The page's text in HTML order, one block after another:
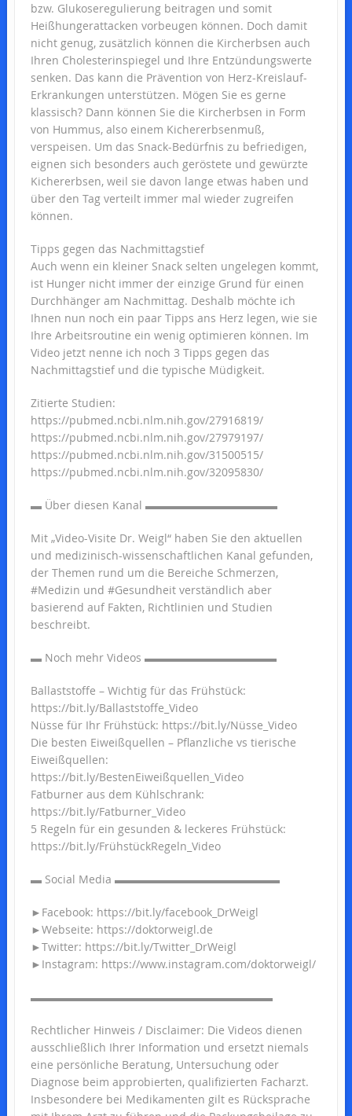
bzw. Glukoseregulierung beitragen und somit
Heißhungerattacken vorbeugen können. Doch damit
nicht genug, zusätzlich können die Kircherbsen auch
Ihren Cholesterinspiegel und Ihre Entzündungswerte
senken. Das kann die Prävention von Herz-Kreislauf-
Erkrankungen unterstützen. Mögen Sie es gerne
klassisch? Dann können Sie die Kircherbsen in Form
von Hummus, also einem Kichererbsenmuß,
verspeisen. Um das Snack-Bedürfnis zu befriedigen,
eignen sich besonders auch geröstete und gewürzte
Kichererbsen, weil sie davon lange etwas haben und
über den Tag verteilt immer mal wieder zugreifen
können.
Tipps gegen das Nachmittagstief
Auch wenn ein kleiner Snack selten ungelegen kommt,
ist Hunger nicht immer der einzige Grund für einen
Durchhänger am Nachmittag. Deshalb möchte ich
Ihnen nun noch ein paar Tipps ans Herz legen, wie sie
Ihre Arbeitsroutine ein wenig optimieren können. Im
Video jetzt nenne ich noch 3 Tipps gegen das
Nachmittagstief und die typische Müdigkeit.
Zitierte Studien:
https://pubmed.ncbi.nlm.nih.gov/27916819/
https://pubmed.ncbi.nlm.nih.gov/27979197/
https://pubmed.ncbi.nlm.nih.gov/31500515/
https://pubmed.ncbi.nlm.nih.gov/32095830/
▬ Über diesen Kanal ▬▬▬▬▬▬▬▬▬▬▬▬
Mit „Video-Visite Dr. Weigl“ haben Sie den aktuellen
und medizinisch-wissenschaftlichen Kanal gefunden,
der Themen rund um die Bereiche Schmerzen,
#Medizin und #Gesundheit verständlich aber
basierend auf Fakten, Richtlinien und Studien
beschreibt.
▬ Noch mehr Videos ▬▬▬▬▬▬▬▬▬▬▬▬
Ballaststoffe – Wichtig für das Frühstück:
https://bit.ly/Ballaststoffe_Video
Nüsse für Ihr Frühstück: https://bit.ly/Nüsse_Video
Die besten Eiweißquellen – Pflanzliche vs tierische
Eiweißquellen:
https://bit.ly/BestenEiweißquellen_Video
Fatburner aus dem Kühlschrank:
https://bit.ly/Fatburner_Video
5 Regeln für ein gesunden & leckeres Frühstück:
https://bit.ly/FrühstückRegeln_Video
▬ Social Media ▬▬▬▬▬▬▬▬▬▬▬▬▬▬▬
►Facebook: https://bit.ly/facebook_DrWeigl
►Webseite: https://doktorweigl.de
►Twitter: https://bit.ly/Twitter_DrWeigl
►Instagram: https://www.instagram.com/doktorweigl/
▬▬▬▬▬▬▬▬▬▬▬▬▬▬▬▬▬▬▬▬▬▬
Rechtlicher Hinweis / Disclaimer: Die Videos dienen
ausschließlich Ihrer Information und ersetzt niemals
eine persönliche Beratung, Untersuchung oder
Diagnose beim approbierten, qualifizierten Facharzt.
Insbesondere bei Medikamenten gilt es Rücksprache